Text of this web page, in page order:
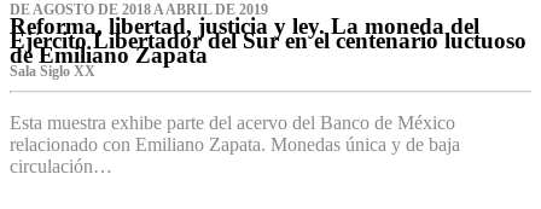
DE AGOSTO DE 2018 A ABRIL DE 2019
Reforma, libertad, justicia y ley. La moneda del
Ejército Libertador del Sur en el centenario luctuoso
de Emiliano Zapata
Sala Siglo XX
Esta muestra exhibe parte del acervo del Banco de México
relacionado con Emiliano Zapata. Monedas única y de baja
circulación…